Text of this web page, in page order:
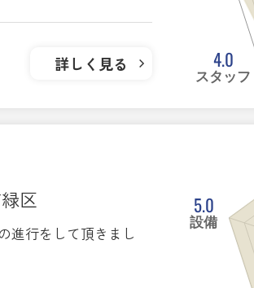
詳しく見る 4.0
スタッフ
区
進行をして頂きまし
5.0
設備